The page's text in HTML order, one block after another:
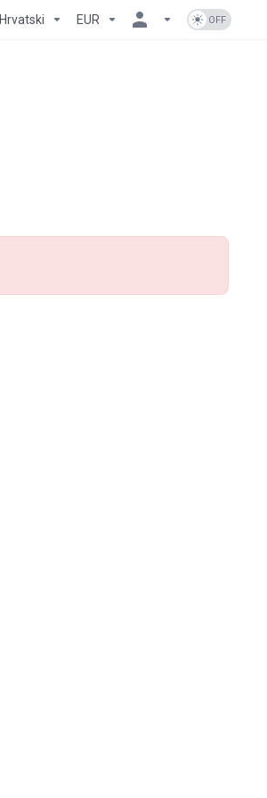
Hrvatski EUR